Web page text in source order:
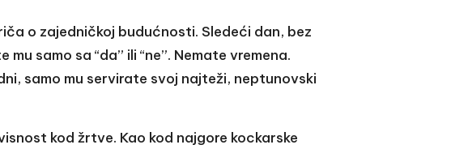
o zajedničkoj budućnosti. Sledeći dan, bez
samo sa “da” ili “ne”. Nemate vremena.
samo mu servirate svoj najteži, neptunovski
kod žrtve. Kao kod najgore kockarske